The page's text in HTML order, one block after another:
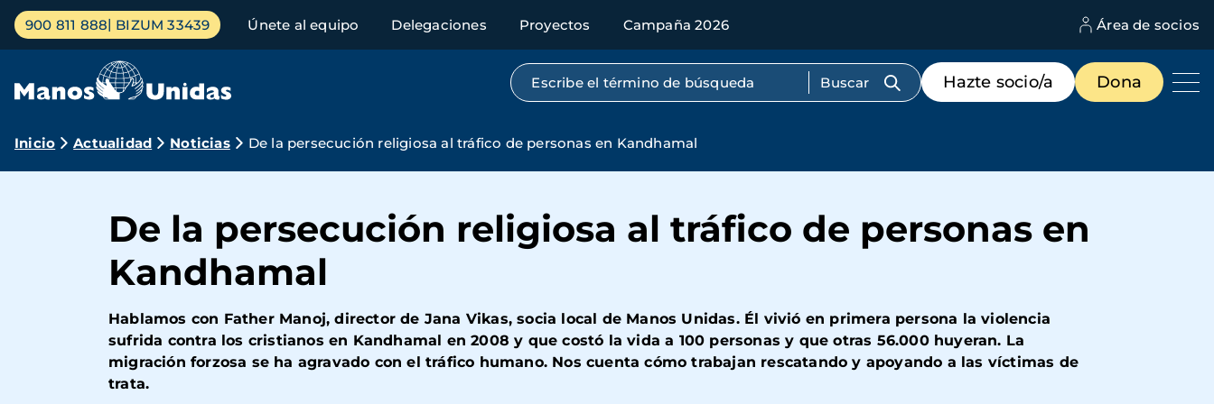
Pasar
contenido
Menú
principal
900 811 888 BIZUM 33439 Únete al equipo Delegaciones Proyectos Campaña 2026 Área de socios
Búsqueda por texto completo
Menú
de
destacados
Hazte socio/a Dona
Ruta
navegación
Inicio Actualidad Noticias De la persecución religiosa al tráfico de personas en Kandhamal
De la persecución religiosa al tráfico de personas en
Kandhamal
Hablamos con Father Manoj, director de Jana Vikas, socia local de Manos Unidas. Él vivió en primera persona la violencia
sufrida contra los cristianos en Kandhamal en 2008 y que costó la vida a 100 personas y que otras 56.000 huyeran. La
migración forzosa se ha agravado con el tráfico humano. Nos cuenta cómo trabajan rescatando y apoyando a las víctimas de
trata.